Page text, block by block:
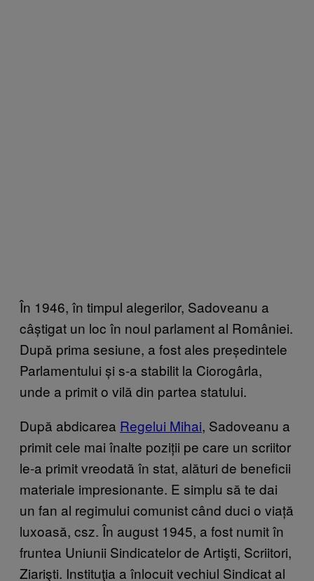
În 1946, în timpul alegerilor, Sadoveanu a
câștigat un loc în noul parlament al României.
După prima sesiune, a fost ales președintele
Parlamentului și s-a stabilit la Ciorogârla,
unde a primit o vilă din partea statului.
După abdicarea Regelui Mihai, Sadoveanu a
primit cele mai înalte poziții pe care un scriitor
le-a primit vreodată în stat, alături de beneficii
materiale impresionante. E simplu să te dai
un fan al regimului comunist când duci o viață
luxoasă, csz. În august 1945, a fost numit în
fruntea Uniunii Sindicatelor de Artişti, Scriitori,
Ziarişti. Instituţia a înlocuit vechiul Sindicat al